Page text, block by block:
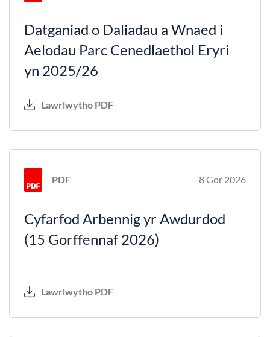
Datganiad o Daliadau a Wnaed i
Aelodau Parc Cenedlaethol Eryri
yn 2025/26
Lawrlwytho PDF
PDF 8 Gor 2026
Cyfarfod Arbennig yr Awdurdod
(15 Gorffennaf 2026)
Lawrlwytho PDF